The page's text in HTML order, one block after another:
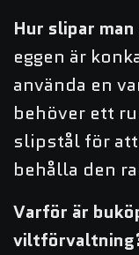
Hur slipar
eggen är
använda en
behöver ett
slipstål för
behålla den
Varför är